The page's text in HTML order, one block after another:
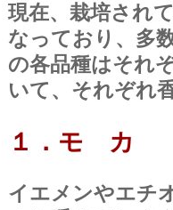
現在、栽培され
なっており、多
の各品種はそれ
いて、それぞれ
１．モ カ
イエメンやエチ